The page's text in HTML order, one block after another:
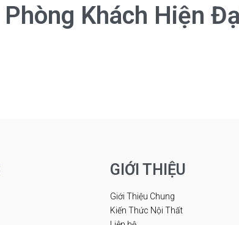
Phòng Khách Hiện
GIỚI THIỆU
Giới Thiệu Chung
Kiến Thức Nội Thất